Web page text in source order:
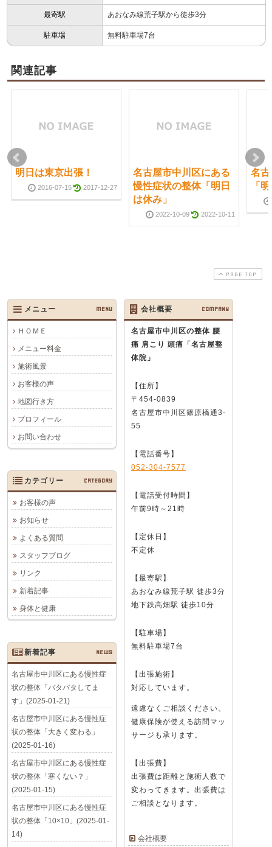
最寄駅 あおなみ線荒子駅から徒歩3分
駐車場 無料駐車場7台
関連記事
明日は東京出張！
2016-07-15 2017-12-27
名古屋市中川区にある
慢性症状の整体「明日
は休み」
2022-10-09 2022-10-11
名
「
PAGE TOP
メニュー MENU
ＨＯＭＥ
メニュー料金
施術風景
お客様の声
地図行き方
プロフィール
お問い合わせ
会社概要 COMPANY
名古屋市中川区の整体 腰
痛 肩こり 頭痛 「名古屋整
体院」
【住所】
〒454-0839
名古屋市中川区篠原橋通3-
55
【電話番号】
052-304-7577
【電話受付時間】
午前9時～21時
【定休日】
不定休
【最寄駅】
あおなみ線荒子駅 徒歩3分
地下鉄高畑駅 徒歩10分
【駐車場】
無料駐車場7台
【出張施術】
対応しています。
遠慮なくご相談ください。
健康保険が使える訪問マッ
サージも承ります。
【出張費】
出張費は距離と施術人数で
変わってきます。出張費は
ご相談となります。
会社概要
カテゴリー CATEGORY
お客様の声
お知らせ
よくある質問
スタッフブログ
リンク
新着記事
身体と健康
新着記事 NEWS
名古屋市中川区にある慢性症
状の整体「バタバタしてま
す」(2025-01-21)
名古屋市中川区にある慢性症
状の整体「大きく変わる」
(2025-01-16)
名古屋市中川区にある慢性症
状の整体「寒くない？」
(2025-01-15)
名古屋市中川区にある慢性症
状の整体「10×10」(2025-01-
14)